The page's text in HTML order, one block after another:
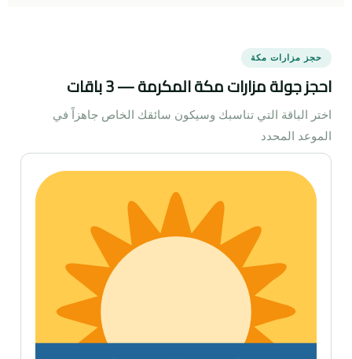
حجز مزارات مكة
احجز جولة مزارات مكة المكرمة — 3 باقات
اختر الباقة التي تناسبك وسيكون سائقك الخاص جاهزاً في
الموعد المحدد